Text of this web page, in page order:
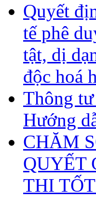
Quyết
tế phê
tật, dị
độc hoá
Thông
Hướng
CHĂM
QUYẾT
THI